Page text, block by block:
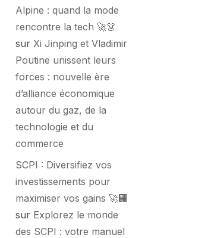
Alpine : quand la mode
rencontre la tech 🚀👗
surXi Jinping et Vladimir
Poutine unissent leurs
forces : nouvelle ère
d’alliance économique
autour du gaz, de la
technologie et du
commerce
SCPI : Diversifiez vos
investissements pour
maximiser vos gains 🚀🏢
sur Explorez le monde
des SCPI : votre manuel